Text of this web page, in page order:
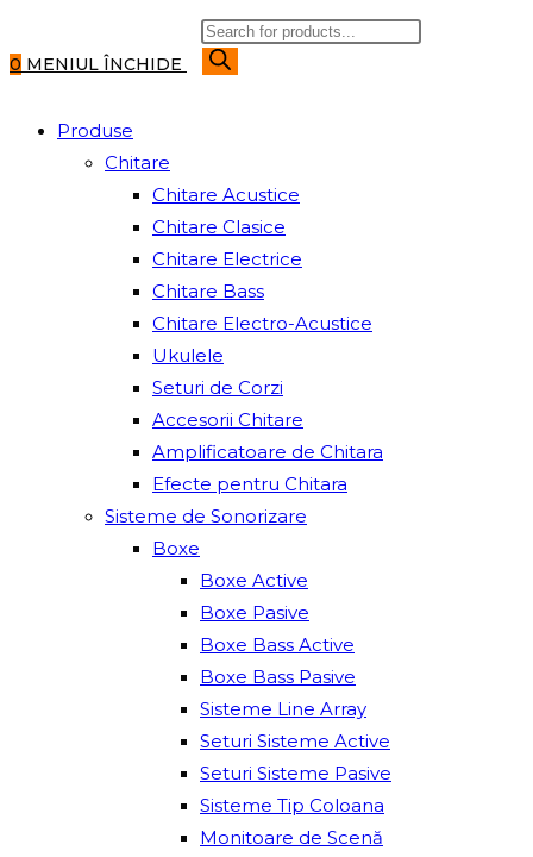
0 MENIUL ÎNCHIDE
Products
search
Produse
Chitare
Chitare Acustice
Chitare Clasice
Chitare Electrice
Chitare Bass
Chitare Electro-Acustice
Ukulele
Seturi de Corzi
Accesorii Chitare
Amplificatoare de Chitara
Efecte pentru Chitara
Sisteme de Sonorizare
Boxe
Boxe Active
Boxe Pasive
Boxe Bass Active
Boxe Bass Pasive
Sisteme Line Array
Seturi Sisteme Active
Seturi Sisteme Pasive
Sisteme Tip Coloana
Monitoare de Scenă